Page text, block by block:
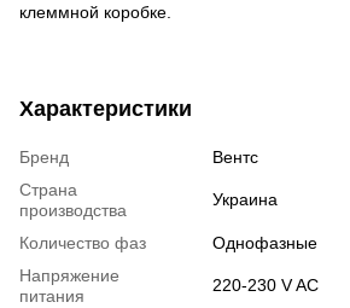
клеммной коробке.
Характеристики
Бренд
Вентс
Страна
производства
Украина
Количество фаз
Однофазные
Напряжение
питания
220-230 V AC